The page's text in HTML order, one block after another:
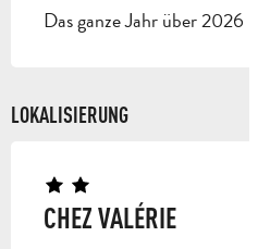
Das ganze Jahr über 2026 -
LOKALISIERUNG
CHEZ VALÉRIE